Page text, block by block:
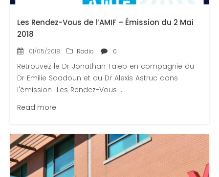
Les Rendez-Vous de l’AMIF – Émission du 2 Mai
2018
01/05/2018 Radio 0
Retrouvez le Dr Jonathan Taieb en compagnie du
Dr Emilie Saadoun et du Dr Alexis Astruc dans
l'émission "Les Rendez-Vous ...
Read more.